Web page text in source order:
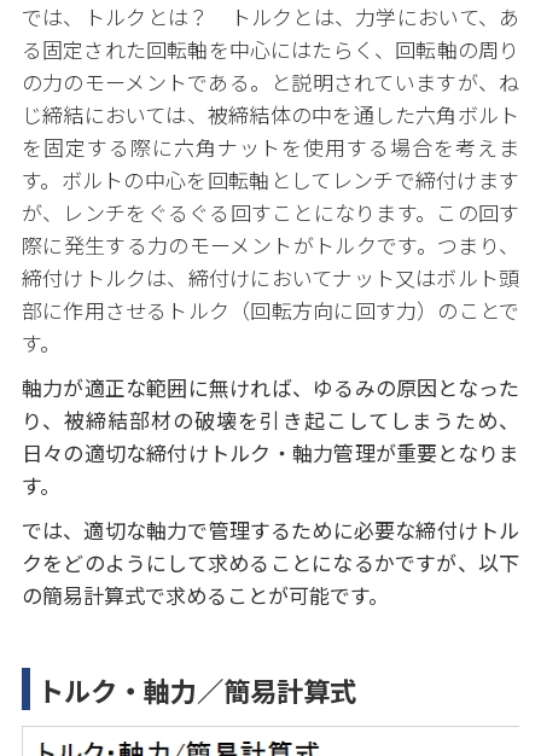
では、トルクとは？ トルクとは、力学において、あ
る固定された回転軸を中心にはたらく、回転軸の周り
の力のモーメントである。と説明されていますが、ね
じ締結においては、被締結体の中を通した六角ボルト
を固定する際に六角ナットを使用する場合を考えま
す。ボルトの中心を回転軸としてレンチで締付けます
が、レンチをぐるぐる回すことになります。この回す
際に発生する力のモーメントがトルクです。つまり、
締付けトルクは、締付けにおいてナット又はボルト頭
部に作用させるトルク（回転方向に回す力）のことで
す。
軸力が適正な範囲に無ければ、 ゆるみの原因となった
り、被締結部材の破壊を引き起こしてしまうため、
日々の適切な締付けトルク・軸力管理が重要となりま
す。
では、適切な軸力で管理するために必要な締付けトル
クをどのようにして求めることになるかですが、以下
の簡易計算式で求めることが可能です。
トルク・軸力／簡易計算式